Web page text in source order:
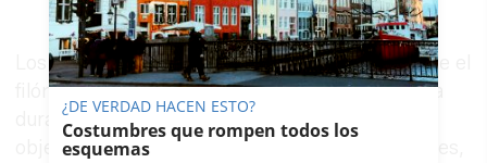
Los carteristas hace tiempo que dejaron de verle el
filón al robo de carteras en el González Hontoria
durante la Feria del Caballo. Ahora, el principal
objetivo de los amigos de lo ajeno son los móviles,
¿DE VERDAD HACEN ESTO?
Costumbres que rompen todos los
esquemas